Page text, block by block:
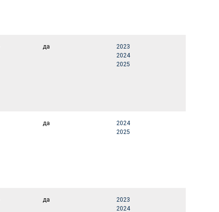
да
2023
2024
2025
да
2024
2025
да
2023
2024